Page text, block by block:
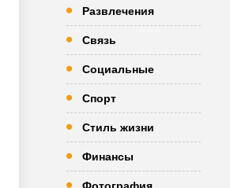
Развлечения
Связь
Социальные
Спорт
Стиль жизни
Финансы